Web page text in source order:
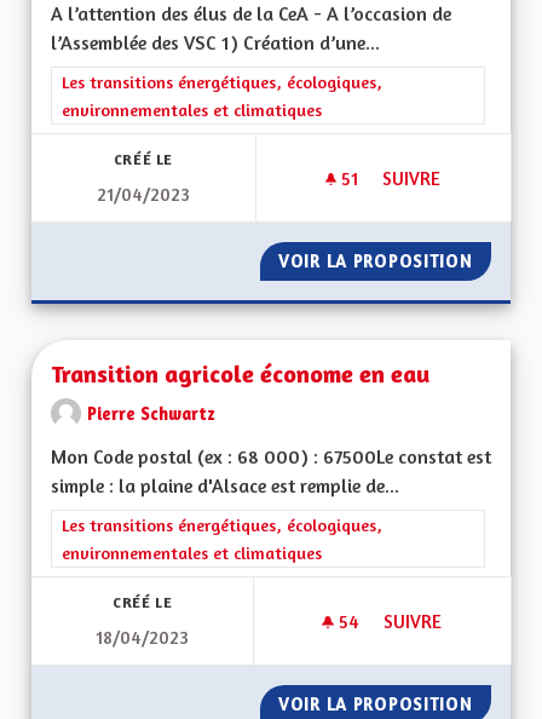
A l’attention des élus de la CeA - A l’occasion de
l’Assemblée des VSC 1) Création d’une...
Filtrer les résultats de la catégorie : Les transitions
Les transitions énergétiques, écologiques,
environnementales et climatiques
CRÉÉ LE
21/04/2023
51 51 ABONNÉS
SUIVRE
VOIR LA PROPOSITION
Transition agricole économe en eau
Pierre Schwartz
Mon Code postal (ex : 68 000) : 67500Le constat est
simple : la plaine d'Alsace est remplie de...
Filtrer les résultats de la catégorie : Les transitions
Les transitions énergétiques, écologiques,
environnementales et climatiques
CRÉÉ LE
18/04/2023
54 54 ABONNÉS
SUIVRE
VOIR LA PROPOSITION